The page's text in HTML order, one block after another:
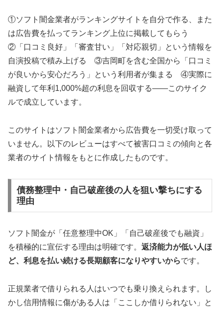
①ソフト闇金業者がランキングサイトを自分で作る、また
は広告費を払ってランキング上位に掲載してもらう
②「口コミ良好」「審査甘い」「対応親切」という情報を
自演投稿で積み上げる ③吉岡町を含む全国から「口コミ
が良いから安心だろう」という利用者が集まる ④実際に
融資して年利1,000%超の利息を回収する——このサイク
ルで成立しています。
このサイトはソフト闇金業者から広告費を一切受け取って
いません。以下のレビューはすべて被害口コミの傾向と各
業者のサイト情報をもとに作成したものです。
債務整理中・自己破産後の人を狙い撃ちにする
理由
ソフト闇金が「任意整理中OK」「自己破産後でも融資」
を積極的に宣伝する理由は明確です。 返済能力が低い人ほ
ど、利息を払い続ける長期顧客になりやすいからです。
正規業者で借りられる人はいつでも乗り換えられます。し
かし信用情報に傷がある人は「ここしか借りられない」と